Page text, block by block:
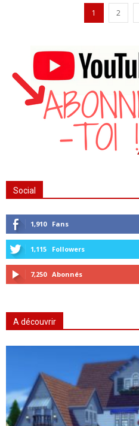
1 2
Social
1,910 Fans
1,115 Followers
7,250 Abonnés
A découvrir